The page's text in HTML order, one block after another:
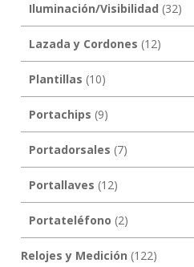
Iluminación/Visibilidad (32)
Lazada y Cordones (12)
Plantillas (10)
Portachips (9)
Portadorsales (7)
Portallaves (12)
Portateléfono (2)
Relojes y Medición (122)